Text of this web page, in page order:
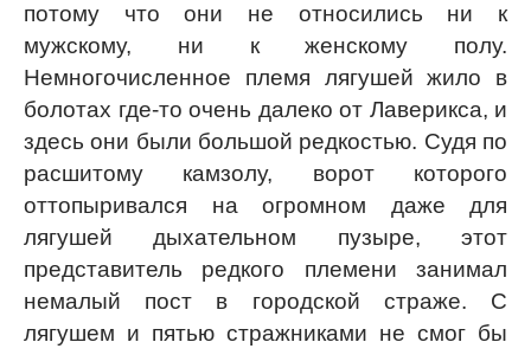
потому что они не относились ни к
мужскому, ни к женскому полу.
Немногочисленное племя лягушей жило в
болотах где-то очень далеко от Лаверикса, и
здесь они были большой редкостью. Судя по
расшитому камзолу, ворот которого
оттопыривался на огромном даже для
лягушей дыхательном пузыре, этот
представитель редкого племени занимал
немалый пост в городской страже. С
лягушем и пятью стражниками не смог бы